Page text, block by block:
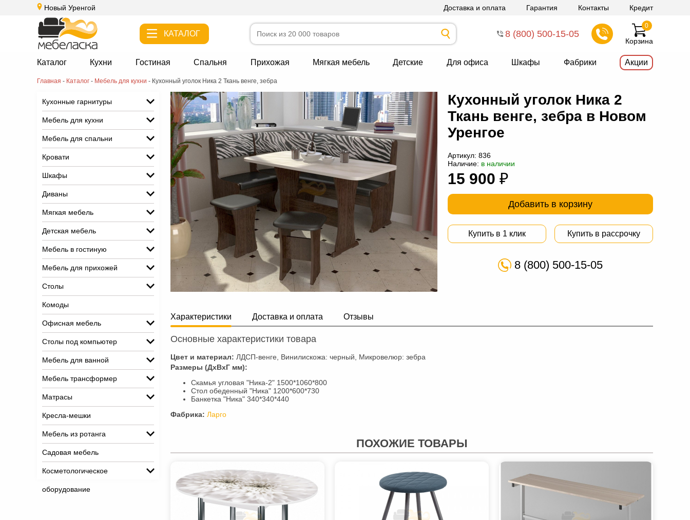
Новый Уренгой Доставка и оплата Гарантия Контакты Кредит
КАТАЛОГ 8 (800) 500-15-05
Корзина
0
Каталог Кухни Гостиная Спальня Прихожая Мягкая мебель Детские Для офиса Шкафы Фабрики Акции
Главная - Каталог - Мебель для кухни - Кухонный уголок Ника 2 Ткань венге, зебра
Кухонные гарнитуры
Мебель для кухни
Мебель для спальни
Кровати
Шкафы
Диваны
Мягкая мебель
Детская мебель
Мебель в гостиную
Мебель для прихожей
Столы
Комоды
Офисная мебель
Столы под компьютер
Мебель для ванной
Мебель трансформер
Матрасы
Кресла-мешки
Мебель из ротанга
Садовая мебель
Косметологическое
оборудование
Кухонный уголок Ника 2
Ткань венге, зебра в Новом
Уренгое
Артикул: 836
Наличие: в наличии
15 900 ₽
Добавить в корзину
Купить в 1 клик Купить в рассрочку
8 (800) 500-15-05
Характеристики Доставка и оплата Отзывы
Основные характеристики товара
Цвет и материал: ЛДСП-венге, Винилискожа: черный, Микровелюр: зебра
Размеры (ДхВхГ мм):
Скамья угловая "Ника-2" 1500*1060*800
Стол обеденный "Ника" 1200*600*730
Банкетка "Ника" 340*340*440
Фабрика: Ларго
ПОХОЖИЕ ТОВАРЫ